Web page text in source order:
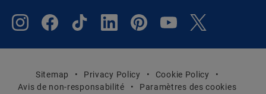
Sitemap Privacy Policy
Cookie Policy
Avis de non-responsabilité
Paramètres des cookies